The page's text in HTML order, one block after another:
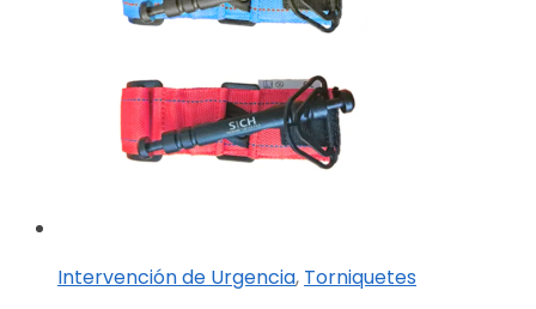
Intervención de Urgencia, Torniquetes